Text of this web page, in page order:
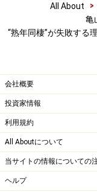
に越したんです
『狭くてもいいよ
あえず身の回りの
は楽しかったんで
生活習慣ができあ
ったんですよ」
何もしない
マユミさんは早起
って、午後からは
All About >
亀
“熟年同棲”が失敗する
会社概要
投資家情報
利用規約
All Aboutについて
当サイトの情報についての
ヘルプ